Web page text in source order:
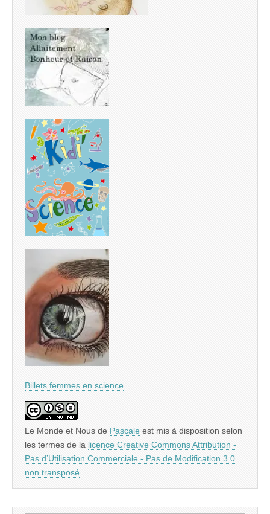
Billets femmes en science
Le Monde et Nous de Pascale est mis à disposition selon
les termes de la licence Creative Commons Attribution -
Pas d’Utilisation Commerciale - Pas de Modification 3.0
non transposé.